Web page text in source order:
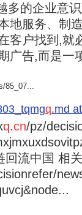
多的企业意
地服务、制
客户找到,就
广告,而是一
q.md
q.cn/pz/
回流中国 相